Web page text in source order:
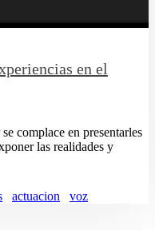
en el
complace en presentarles
las realidades y
actuacion voz